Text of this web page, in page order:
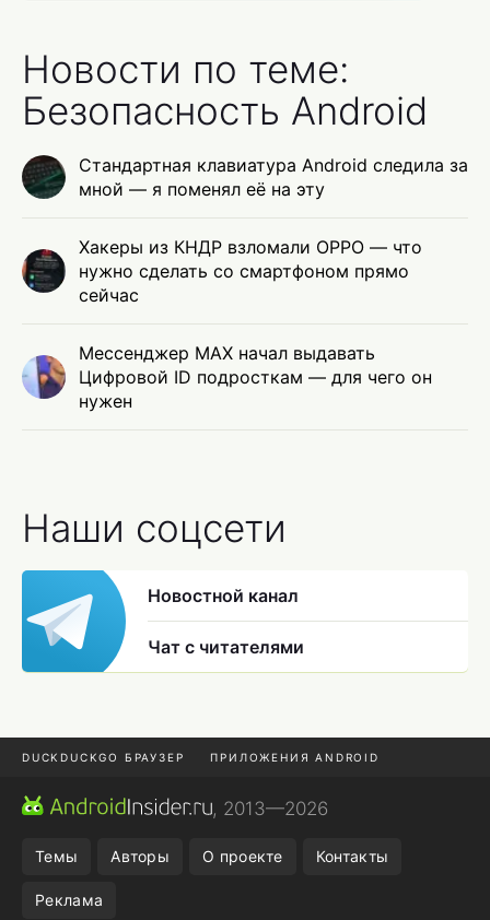
Новости по теме:
Безопасность Android
Стандартная клавиатура Android следила за
мной — я поменял её на эту
Хакеры из КНДР взломали OPPO — что
нужно сделать со смартфоном прямо
сейчас
Мессенджер MAX начал выдавать
Цифровой ID подросткам — для чего он
нужен
Наши соцсети
Новостной канал
Чат с читателями
DUCKDUCKGO БРАУЗЕР ПРИЛОЖЕНИЯ ANDROID
CHROME БРАУЗЕР
, 2013—2026
Темы Авторы О проекте Контакты
Реклама